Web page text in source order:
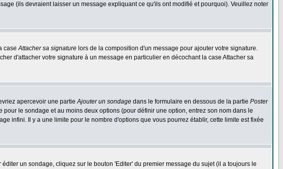
(ils devraient laisser un message expliquant ce qu'ils ont modifié et pourquoi). Veuillez noter
caseAttacher sa signature lors de la composition d'un message pour ajouter votre signature.
d'attacher votre signature à un message en particulier en décochant la case Attacher sa
apercevoir une partieAjouter un sondage dans le formulaire en dessous de la partie Poster
le sondage et au moins deux options (pour définir une option, entrez son nom dans le
infini. Il y a une limite pour le nombre d'options que vous pourrez établir, cette limite est fixée
un sondage, cliquez sur le bouton 'Editer' du premier message du sujet (il a toujours le